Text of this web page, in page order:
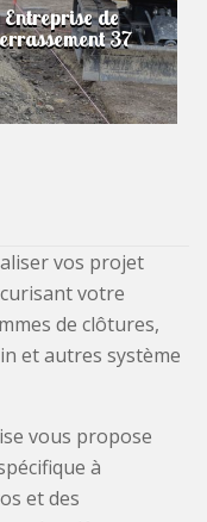
Entreprise de
37
vos projet
votre
de clôtures,
et autres système
vous propose
à
et des